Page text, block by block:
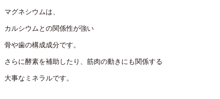
マグネシウムは、
カルシウムとの関係性が強い
骨や歯の構成成分です。
さらに酵素を補助したり、筋肉の動きにも関係する
大事なミネラルです。